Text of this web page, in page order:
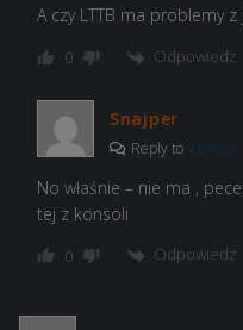
A czy LTTB ma problemy
0 Odpowiedz
Snajper
Reply to Łuk@sz
No właśnie – nie ma ,
tej z konsoli
0 Odpowiedz